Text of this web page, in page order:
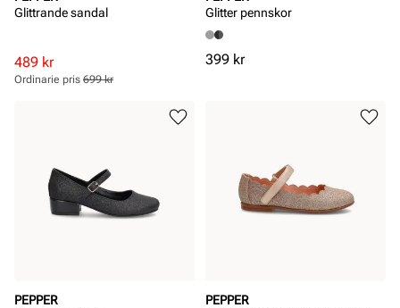
Glittrande sandal
Rabatterat
pris
489 kr
Ordinarie
pris
Ordinarie pris 699 kr
Glitter pennskor
Pris
399 kr
PEPPER
PEPPER